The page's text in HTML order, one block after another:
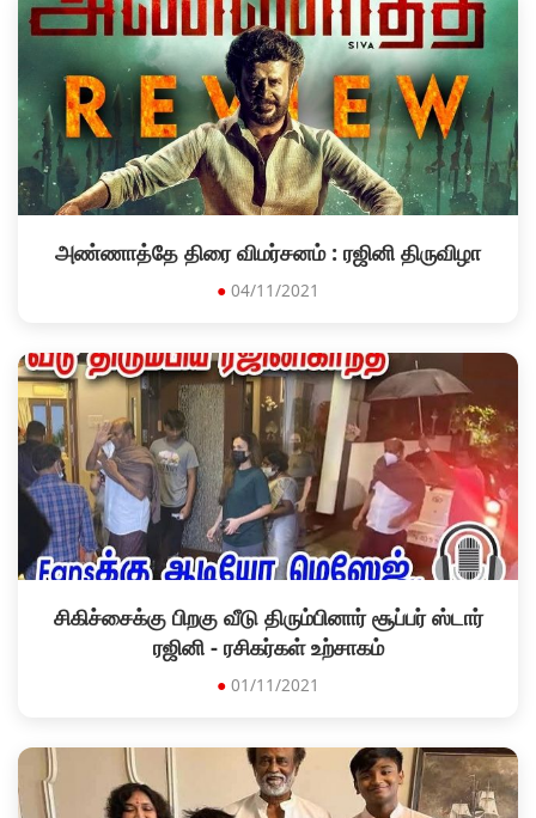
அண்ணாத்தே திரை விமர்சனம் : ரஜினி திருவிழா
● 04/11/2021
சிகிச்சைக்கு பிறகு வீடு திரும்பினார் சூப்பர் ஸ்டார்
ரஜினி - ரசிகர்கள் உற்சாகம்
● 01/11/2021